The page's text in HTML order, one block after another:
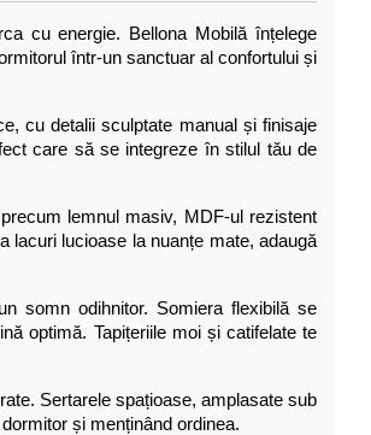
cu energie. Bellona Mobilă înțelege
într-un sanctuar al confortului și
cu detalii sculptate manual și finisaje
care să se integreze în stilul tău de
lemnul masiv, MDF-ul rezistent
lacuri lucioase la nuanțe mate, adaugă
somn odihnitor. Somiera flexibilă se
optimă. Tapițeriile moi și catifelate te
Sertarele spațioase, amplasate sub
și menținând ordinea.